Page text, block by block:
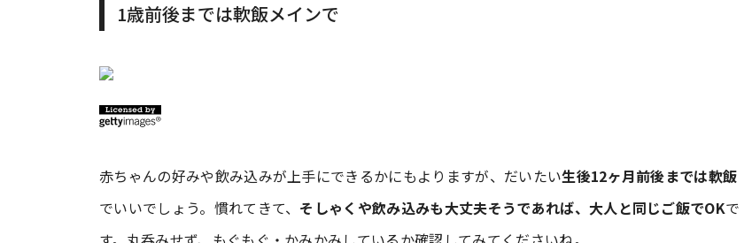
1歳前後までは軟飯メインで
赤ちゃんの好みや飲み込みが上手にできるかにもよりますが、だいたい生後12ヶ月前後までは軟飯
でいいでしょう。慣れてきて、 そしゃくや飲み込みも大丈夫そうであれば、大人と同じご飯でOKで